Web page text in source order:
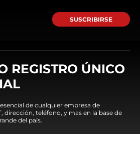
SUSCRIBIRSE
REGISTRO ÚNICO
de cualquier empresa de
dirección, teléfono, y mas en la base de
del país.